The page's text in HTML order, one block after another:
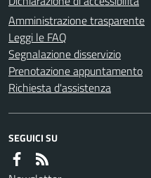
Amministrazione trasparente
Leggi le FAQ
Segnalazione disservizio
Prenotazione appuntamento
Richiesta d'assistenza
SEGUICI SU